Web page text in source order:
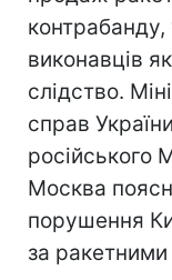
виконавців
слідство.
справ
російського
Москва
порушення
за ракетними